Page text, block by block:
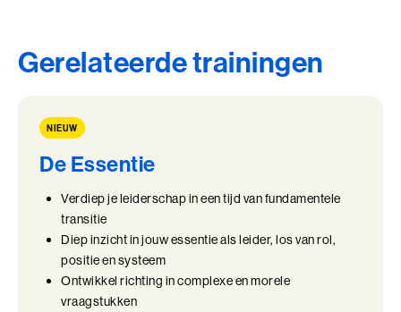
Gerelateerde trainingen
NIEUW
De Essentie
Verdiep je leiderschap in een tijd van fundamentele
transitie
Diep inzicht in jouw essentie als leider, los van rol,
positie en systeem
Ontwikkel richting in complexe en morele
vraagstukken